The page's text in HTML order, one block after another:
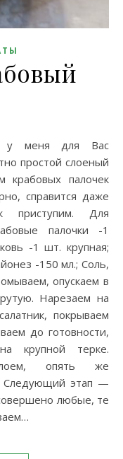
простой слоеный
крабовых палочек
справится даже
приступим. Для
палочки -1
-1 шт. крупная;
-150 мл.; Соль,
опускаем в
Нарезаем на
покрываем
до готовности,
крупной терке.
опять же
Следующий этап —
любые, те